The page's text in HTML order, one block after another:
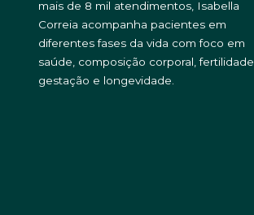
mais de 8 mil atendimentos, Isabella
Correia acompanha pacientes em
diferentes fases da vida com foco em
saúde, composição corporal, fertilidade,
gestação e longevidade.